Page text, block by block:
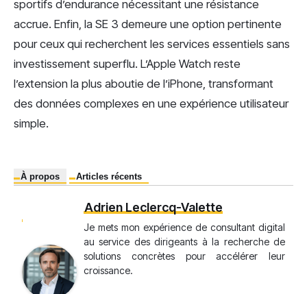
sportifs d’endurance nécessitant une résistance
accrue. Enfin, la SE 3 demeure une option pertinente
pour ceux qui recherchent les services essentiels sans
investissement superflu. L’Apple Watch reste
l’extension la plus aboutie de l’iPhone, transformant
des données complexes en une expérience utilisateur
simple.
À propos Articles récents
Adrien Leclercq-Valette
Je mets mon expérience de consultant digital
au service des dirigeants à la recherche de
solutions concrètes pour accélérer leur
croissance.